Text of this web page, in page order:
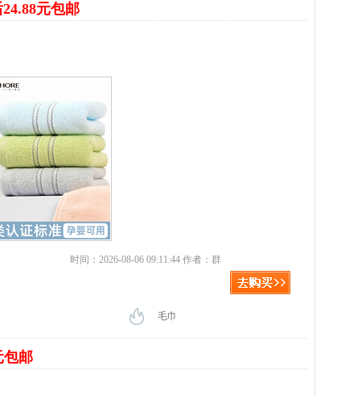
元包邮
时间：2026-08-06 09:11:44 作者：群
毛巾
包邮